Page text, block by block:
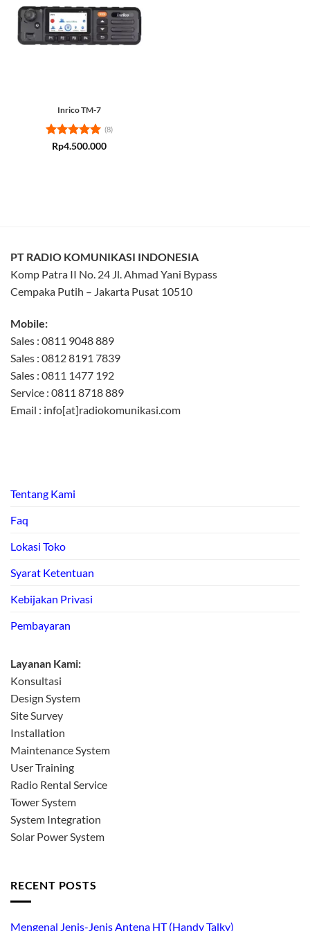
Inrico TM-7
Rated5
(8)
Rp4.500.000
PT RADIO KOMUNIKASI INDONESIA
Komp Patra II No. 24 Jl. Ahmad Yani Bypass
Cempaka Putih – Jakarta Pusat 10510
Mobile:
Sales : 0811 9048 889
Sales : 0812 8191 7839
Sales : 0811 1477 192
Service : 0811 8718 889
Email : info[at]radiokomunikasi.com
Tentang Kami
Faq
Lokasi Toko
Syarat Ketentuan
Kebijakan Privasi
Pembayaran
Layanan Kami:
Konsultasi
Design System
Site Survey
Installation
Maintenance System
User Training
Radio Rental Service
Tower System
System Integration
Solar Power System
RECENT POSTS
Mengenal Jenis-Jenis Antena HT (Handy Talky)